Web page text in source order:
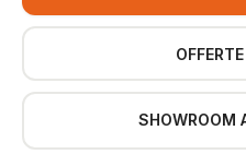
SHOWROOM